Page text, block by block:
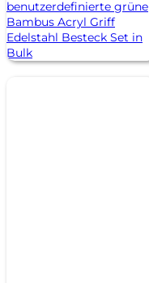
benutzerdefinierte grüne
Bambus Acryl Griff
Edelstahl Besteck Set in
Bulk